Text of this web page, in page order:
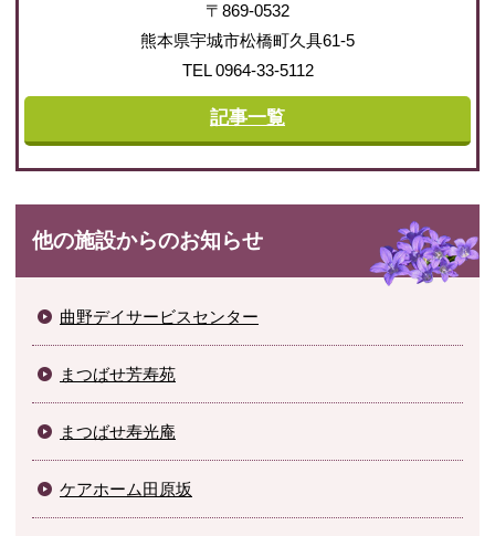
〒869-0532
熊本県宇城市松橋町久具61-5
TEL 0964-33-5112
記事一覧
他の施設からのお知らせ
曲野デイサービスセンター
まつばせ芳寿苑
まつばせ寿光庵
ケアホーム田原坂